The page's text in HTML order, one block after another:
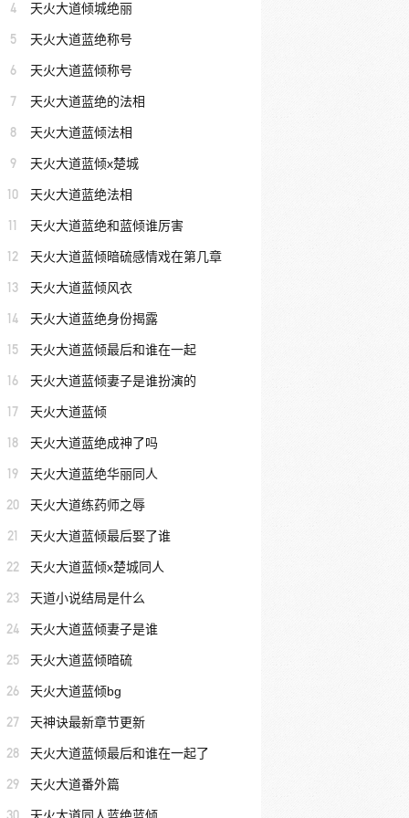
4 天火大道倾城绝丽
5 天火大道蓝绝称号
6 天火大道蓝倾称号
7 天火大道蓝绝的法相
8 天火大道蓝倾法相
9 天火大道蓝倾x楚城
10 天火大道蓝绝法相
11 天火大道蓝绝和蓝倾谁厉害
12 天火大道蓝倾暗硫感情戏在第几章
13 天火大道蓝倾风衣
14 天火大道蓝绝身份揭露
15 天火大道蓝倾最后和谁在一起
16 天火大道蓝倾妻子是谁扮演的
17 天火大道蓝倾
18 天火大道蓝绝成神了吗
19 天火大道蓝绝华丽同人
20 天火大道练药师之辱
21 天火大道蓝倾最后娶了谁
22 天火大道蓝倾x楚城同人
23 天道小说结局是什么
24 天火大道蓝倾妻子是谁
25 天火大道蓝倾暗硫
26 天火大道蓝倾bg
27 天神诀最新章节更新
28 天火大道蓝倾最后和谁在一起了
29 天火大道番外篇